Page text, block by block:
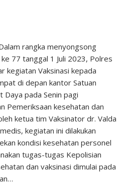
rangka menyongsong
77 tanggal 1 Juli 2023, Polres
kegiatan Vaksinasi kepada
di depan kantor Satuan
Daya pada Senin pagi
Pemeriksaan kesehatan dan
ketua tim Vaksinator dr. Valda
kegiatan ini dilakukan
kondisi kesehatan personel
tugas-tugas Kepolisian
dan vaksinasi dimulai pada